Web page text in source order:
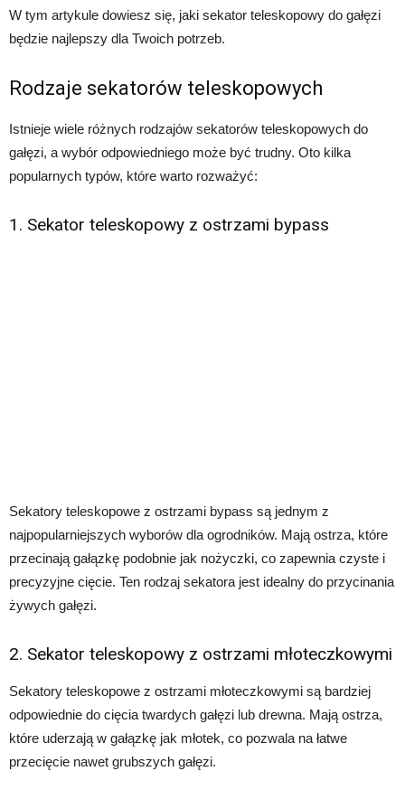
W tym artykule dowiesz się, jaki sekator teleskopowy do gałęzi
będzie najlepszy dla Twoich potrzeb.
Rodzaje sekatorów teleskopowych
Istnieje wiele różnych rodzajów sekatorów teleskopowych do
gałęzi, a wybór odpowiedniego może być trudny. Oto kilka
popularnych typów, które warto rozważyć:
1. Sekator teleskopowy z ostrzami bypass
Sekatory teleskopowe z ostrzami bypass są jednym z
najpopularniejszych wyborów dla ogrodników. Mają ostrza, które
przecinają gałązkę podobnie jak nożyczki, co zapewnia czyste i
precyzyjne cięcie. Ten rodzaj sekatora jest idealny do przycinania
żywych gałęzi.
2. Sekator teleskopowy z ostrzami młoteczkowymi
Sekatory teleskopowe z ostrzami młoteczkowymi są bardziej
odpowiednie do cięcia twardych gałęzi lub drewna. Mają ostrza,
które uderzają w gałązkę jak młotek, co pozwala na łatwe
przecięcie nawet grubszych gałęzi.